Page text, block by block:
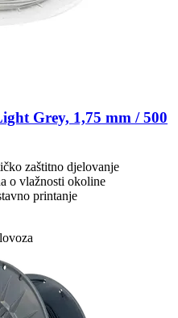
Grey, 1,75 mm / 500
zaštitno djelovanje
o vlažnosti okoline
printanje